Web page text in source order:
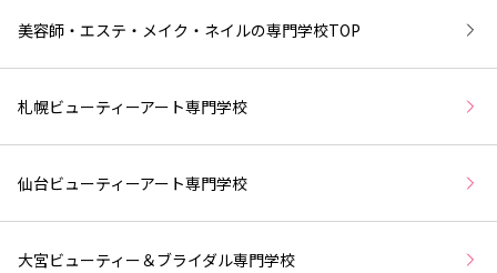
美容師・エステ・メイク・ネイルの専門学校TOP
札幌ビューティーアート専門学校
仙台ビューティーアート専門学校
大宮ビューティー＆ブライダル専門学校